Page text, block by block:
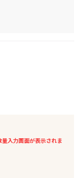
入力画面が表示されま